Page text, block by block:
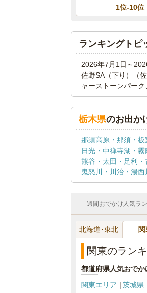
1位-10位
ランキングトピ
2026年7月1日～
佐野SA（下り）（
ャーストーンパー
栃木県のお出か
那須高原・那須・板
日光・中禅寺湖・
熊谷・太田・足利・
鬼怒川・川治・湯
週間おでかけ人気ラ
北海道･東北
関東のラン
都道府県人気おでか
関東エリア
茨城県